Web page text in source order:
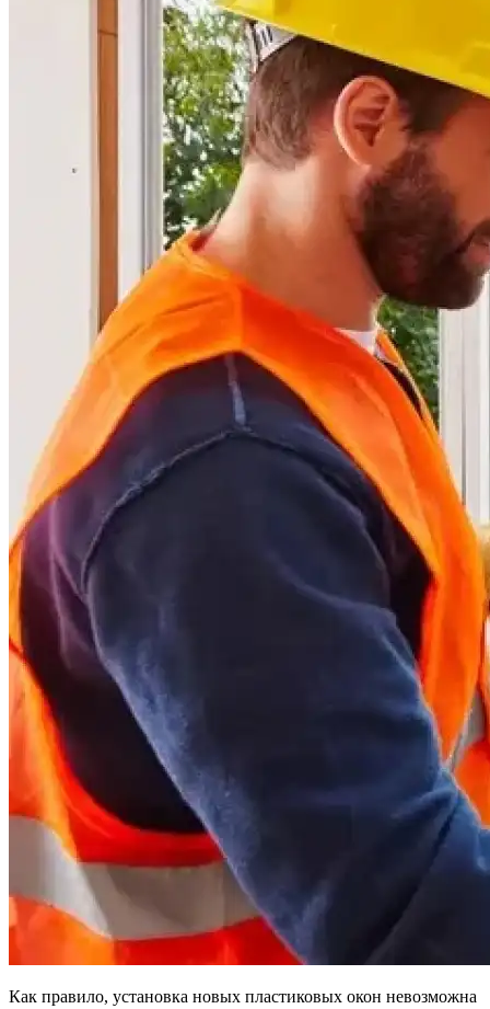
Как правило, установка новых пластиковых окон невозможна